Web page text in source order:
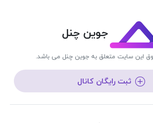
جوین چنل
این سایت متعلق به جوین چنل می باشد.
ثبت رایگان کانال